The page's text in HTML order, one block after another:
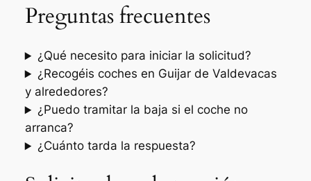
Preguntas frecuentes
¿Qué necesito para iniciar la solicitud?
¿Recogéis coches en Guijar de Valdevacas
y alrededores?
¿Puedo tramitar la baja si el coche no
arranca?
¿Cuánto tarda la respuesta?